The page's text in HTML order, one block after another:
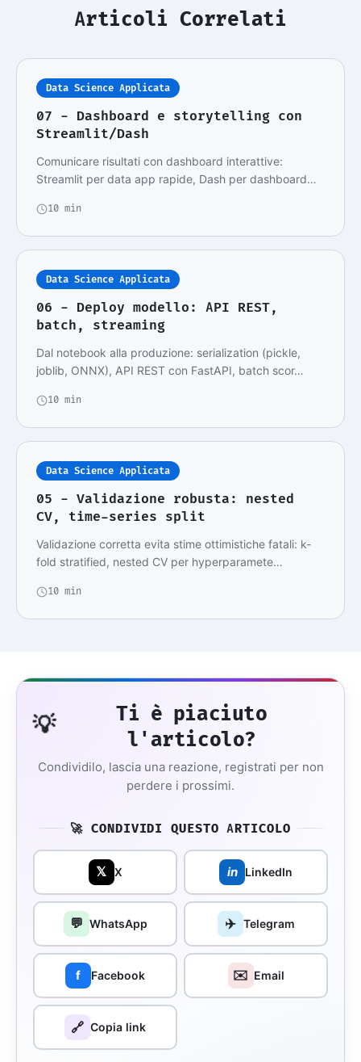
Articoli Correlati
Data Science Applicata
07 - Dashboard e storytelling con
Streamlit/Dash
Comunicare risultati con dashboard interattive:
Streamlit per data app rapide, Dash per dashboard
10 min
Data Science Applicata
06 - Deploy modello: API REST,
batch, streaming
Dal notebook alla produzione: serialization (pickle,
joblib, ONNX), API REST con FastAPI, batch scor…
10 min
Data Science Applicata
05 - Validazione robusta: nested
CV, time-series split
Validazione corretta evita stime ottimistiche fatali: k-
fold stratified, nested CV per hyperparamete…
10 min
💡
Ti è piaciuto
l'articolo?
Condividilo, lascia una reazione, registrati per non
perdere i prossimi.
🚀 CONDIVIDI QUESTO ARTICOLO
𝕏 X in LinkedIn
💬 WhatsApp ✈️ Telegram
f Facebook ✉️ Email
🔗 Copia link